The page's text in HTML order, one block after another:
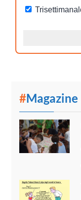
#Magazine